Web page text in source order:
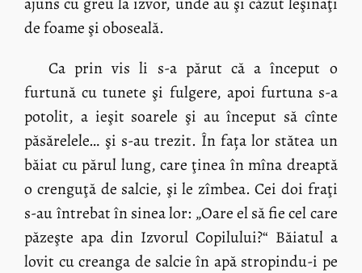
de foame şi oboseală.
Ca prin vis li s-a părut că a început o
furtună cu tunete şi fulgere, apoi furtuna s-a
potolit, a ieşit soarele şi au început să cînte
păsărelele… şi s-au trezit. În fața lor stătea un
băiat cu părul lung, care ţinea în mîna dreaptă
o crenguţă de salcie, şi le zîmbea. Cei doi fraţi
s-au întrebat în sinea lor: „Oare el să fie cel care
păzeşte apa din Izvorul Copilului?“ Băiatul a
lovit cu creanga de salcie în apă stropindu-i pe